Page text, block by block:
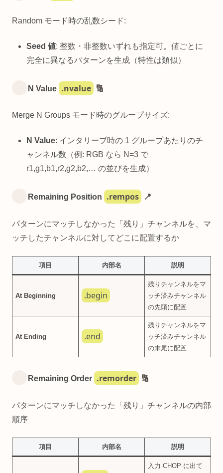
Random モード時の乱数シード:
Seed 値: 整数・非整数いずれも指定可。値ごとに
完全に異なるパターンを生成（特性は類似）
N Value .nvalue 🔢
Merge N Groups モード時のグループサイズ:
N Value: インタリーブ時の 1 グループあたりのチ
ャンネル数（例: RGB なら N=3 で
r1,g1,b1,r2,g2,b2,… の並びを生成）
Remaining Position .rempos 📍
パターンにマッチしなかった「残り」チャンネルを、マ
ッチしたチャンネルに対してどこに配置するか
項目 内部名 説明
At Beginning .begin
残りチャンネルをマ
ッチ済みチャンネル
の先頭に配置
At Ending .end
残りチャンネルをマ
ッチ済みチャンネル
の末尾に配置
Remaining Order .remorder 🔢
パターンにマッチしなかった「残り」チャンネルの内部
順序
項目 内部名 説明
入力 CHOP に出て